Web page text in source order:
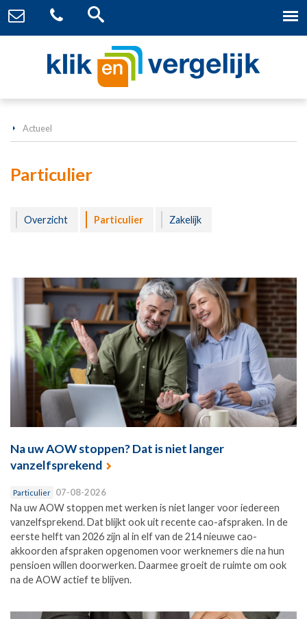
Actueel
Particulier
Overzicht Particulier Zakelijk
Na uw AOW stoppen? Dat is niet langer
vanzelfsprekend
Particulier 07-08-2026
Na uw AOW stoppen met werken is niet langer voor iedereen
vanzelfsprekend. Dat blijkt ook uit recente cao-afspraken. In de
eerste helft van 2026 zijn al in elf van de 214 nieuwe cao-
akkoorden afspraken opgenomen voor werknemers die na hun
pensioen willen doorwerken. Daarmee groeit de ruimte om ook
na de AOW actief te blijven.